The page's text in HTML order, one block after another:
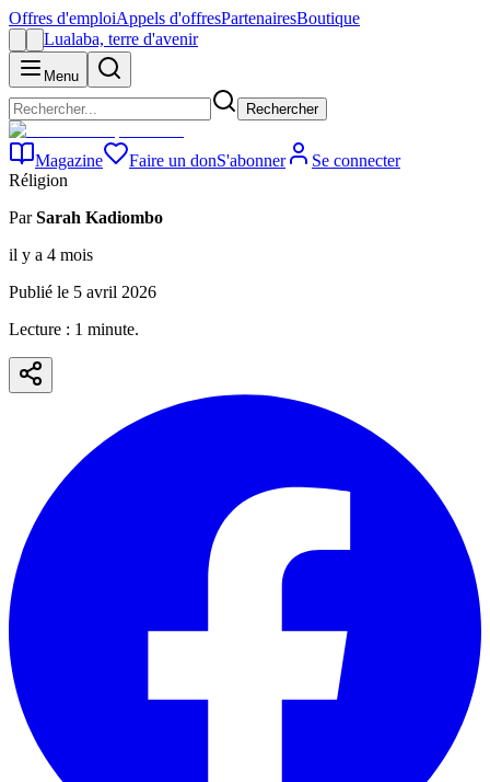
Offres d'emploiAppels d'offresPartenairesBoutique
Lualaba, terre d'avenir
Menu
Rechercher
Magazine Faire un donS'abonner
Se connecter
Réligion
Par Sarah Kadiombo
il y a 4 mois
Publié le 5 avril 2026
Lecture : 1 minute.